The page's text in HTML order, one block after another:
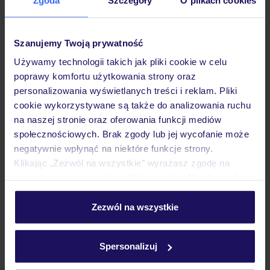
Szanujemy Twoją prywatność
Używamy technologii takich jak pliki cookie w celu
poprawy komfortu użytkowania strony oraz
personalizowania wyświetlanych treści i reklam. Pliki
cookie wykorzystywane są także do analizowania ruchu
na naszej stronie oraz oferowania funkcji mediów
społecznościowych. Brak zgody lub jej wycofanie może
negatywnie wpłynąć na niektóre funkcje strony.
Klikając „Zezwól na wszystkie” wyrażasz zgodę na
personalizować swój wybór wchodząc w zakładkę
Szczegółowe informacje o plikach cookie znajdziesz
Zezwól na wszystkie
Spersonalizuj
Pokoje
Wyżywienie
Atrakcje
Często zadawane pytania
Jak zmienić uczestników/osobę zgłaszającą?
Czy w Hotelu będzie przedstawiciel TUI?